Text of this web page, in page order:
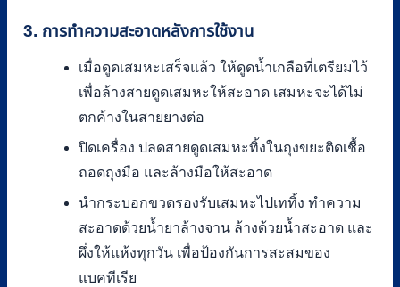
3. การทำความสะอาดหลังการใช้งาน
เมื่อดูดเสมหะเสร็จแล้ว ให้ดูดน้ำเกลือที่เตรียมไว้
เพื่อล้างสายดูดเสมหะให้สะอาด เสมหะจะได้ไม่
ตกค้างในสายยางต่อ
ปิดเครื่อง ปลดสายดูดเสมหะทิ้งในถุงขยะติดเชื้อ
ถอดถุงมือ และล้างมือให้สะอาด
นำกระบอกขวดรองรับเสมหะไปเททิ้ง ทำความ
สะอาดด้วยน้ำยาล้างจาน ล้างด้วยน้ำสะอาด และ
ผึ่งให้แห้งทุกวัน เพื่อป้องกันการสะสมของ
แบคทีเรีย